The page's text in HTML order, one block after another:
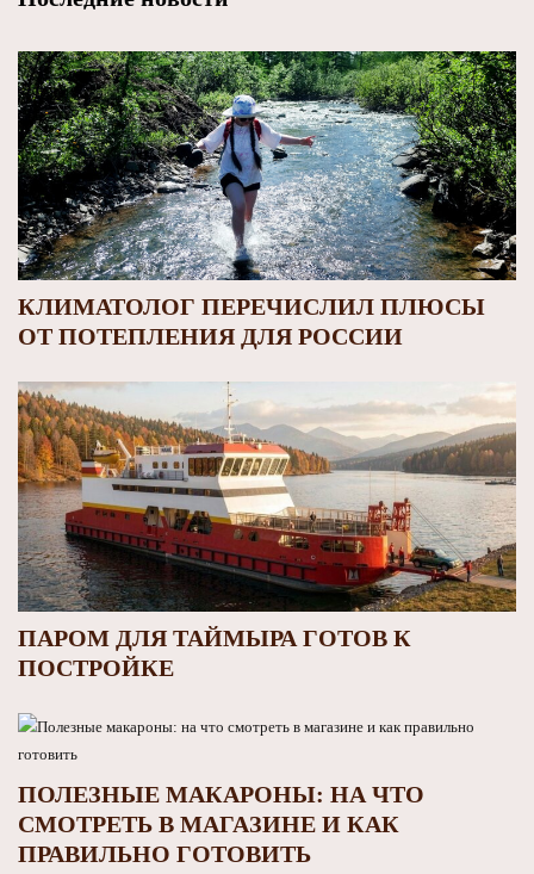
КЛИМАТОЛОГ ПЕРЕЧИСЛИЛ ПЛЮСЫ
ОТ ПОТЕПЛЕНИЯ ДЛЯ РОССИИ
ПАРОМ ДЛЯ ТАЙМЫРА ГОТОВ К
ПОСТРОЙКЕ
ПОЛЕЗНЫЕ МАКАРОНЫ: НА ЧТО
СМОТРЕТЬ В МАГАЗИНЕ И КАК
ПРАВИЛЬНО ГОТОВИТЬ